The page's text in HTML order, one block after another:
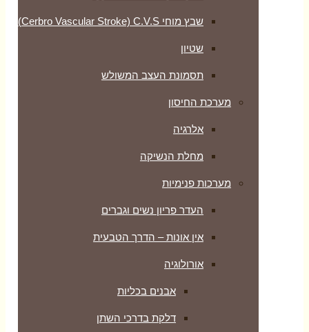
שבץ מוחי Cerbro Vascular Stroke) C.V.S)
שטיון
תסמונת העצב המשולש
מערכת החיסון
אלרגיה
מחלת הנשיקה
מערכות פנימיות
העדר פריון נשים וגברים
אין אונות – הדרך הטבעית
אורולוגיה
אבנים בכליות
דלקת בדרכי השתן